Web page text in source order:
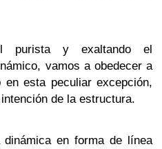
purista y exaltando el
vamos a obedecer a
esta peculiar excepción,
de la estructura.
en forma de línea